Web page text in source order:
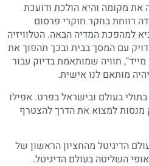
את מקומה והיא הולכת ודועכת
רווחת בחקר חוקרי פרסום
למהפכת המדיה הבאה. הטלוויזיה
עם המסך בבית ובכך תהפוך את
חוויה שמותאמת בדיוק עבור
מותאם לנו אישית.
בתולי בעולם ובישראל בפרט. אפילו
מנסות למצוא את הדרך להצטרף
הדיגיטל מהחציון הראשון של
את אופי השליטה בעולם הדיגיטל.